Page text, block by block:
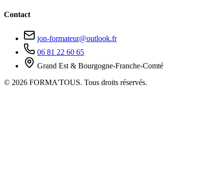
Contact
jon-formateur@outlook.fr
06 81 22 60 65
Grand Est & Bourgogne-Franche-Comté
© 2026 FORMA'TOUS. Tous droits réservés.